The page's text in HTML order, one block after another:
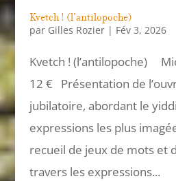
Kvetch ! (l’antilopoche)
par Gilles Rozier| Fév 3, 2026
Kvetch ! (l’antilopoche)
12 € Présentation de
jubilatoire, abordant le
expressions les plus
recueil de jeux de mots et
travers les expressions...